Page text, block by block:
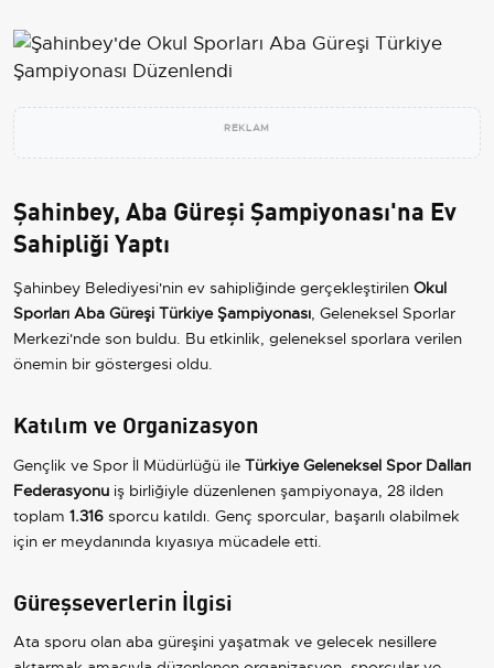
REKLAM
Şahinbey, Aba Güreşi Şampiyonası'na Ev
Sahipliği Yaptı
Şahinbey Belediyesi'nin ev sahipliğinde gerçekleştirilen Okul
Sporları Aba Güreşi Türkiye Şampiyonası, Geleneksel Sporlar
Merkezi'nde son buldu. Bu etkinlik, geleneksel sporlara verilen
önemin bir göstergesi oldu.
Katılım ve Organizasyon
Gençlik ve Spor İl Müdürlüğü ile Türkiye Geleneksel Spor Dalları
Federasyonu iş birliğiyle düzenlenen şampiyonaya, 28 ilden
toplam 1.316 sporcu katıldı. Genç sporcular, başarılı olabilmek
için er meydanında kıyasıya mücadele etti.
Güreşseverlerin İlgisi
Ata sporu olan aba güreşini yaşatmak ve gelecek nesillere